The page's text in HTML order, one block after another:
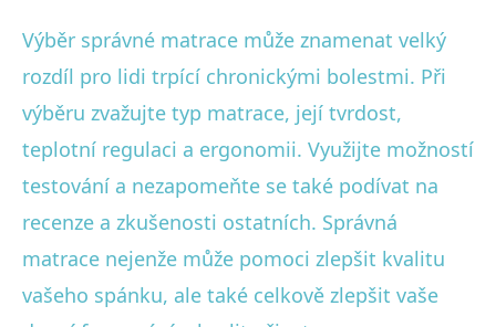
Výběr správné matrace může znamenat velký
rozdíl pro lidi trpící chronickými bolestmi. Při
výběru zvažujte typ matrace, její tvrdost,
teplotní regulaci a ergonomii. Využijte možností
testování a nezapomeňte se také podívat na
recenze a zkušenosti ostatních. Správná
matrace nejenže může pomoci zlepšit kvalitu
vašeho spánku, ale také celkově zlepšit vaše